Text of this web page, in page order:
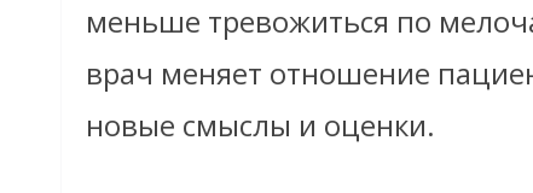
меньше тревожиться по
врач меняет отношение
новые смыслы и оценки.